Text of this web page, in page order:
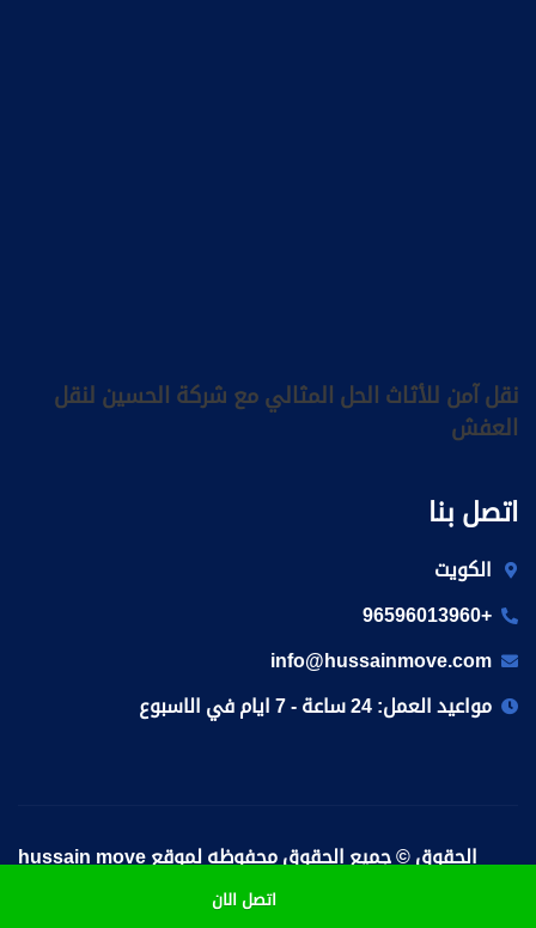
نقل آمن للأثاث الحل المثالي مع شركة الحسين لنقل
العفش
اتصل بنا
الكويت
+96596013960
info@hussainmove.com
مواعيد العمل: 24 ساعة - 7 ايام في الاسبوع
الحقوق © جميع الحقوق محفوظه لموقع hussain move
اتصل الان